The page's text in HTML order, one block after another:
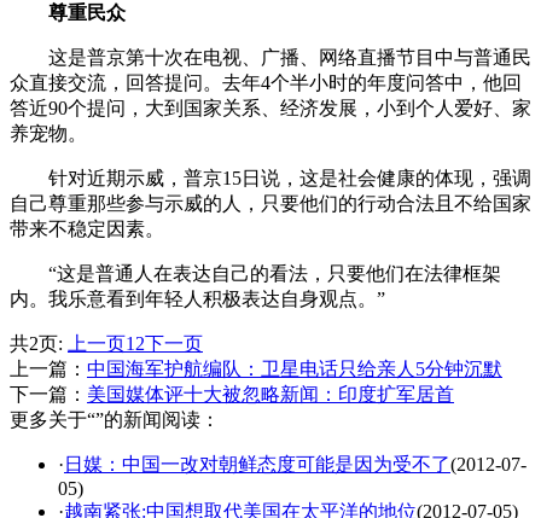
尊重民众
这是普京第十次在电视、广播、网络直播节目中与普通民
众直接交流，回答提问。去年4个半小时的年度问答中，他回
答近90个提问，大到国家关系、经济发展，小到个人爱好、家
养宠物。
针对近期示威，普京15日说，这是社会健康的体现，强调
自己尊重那些参与示威的人，只要他们的行动合法且不给国家
带来不稳定因素。
“这是普通人在表达自己的看法，只要他们在法律框架
内。我乐意看到年轻人积极表达自身观点。”
共2页: 上一页1 2下一页
上一篇： 中国海军护航编队：卫星电话只给亲人5分钟沉默
下一篇： 美国媒体评十大被忽略新闻：印度扩军居首
更多关于“”的新闻阅读：
· 日媒：中国一改对朝鲜态度可能是因为受不了(2012-07-
05)
·越南紧张:中国想取代美国在太平洋的地位(2012-07-05)